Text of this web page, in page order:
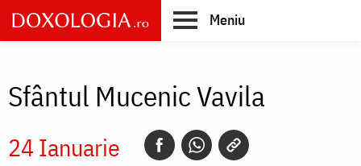
Skip
to
main
Meniu
Sfântul Mucenic Vavila
24 Ianuarie